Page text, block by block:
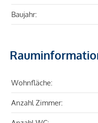
Baujahr:
Wohnfläche:
Anzahl Zimmer: